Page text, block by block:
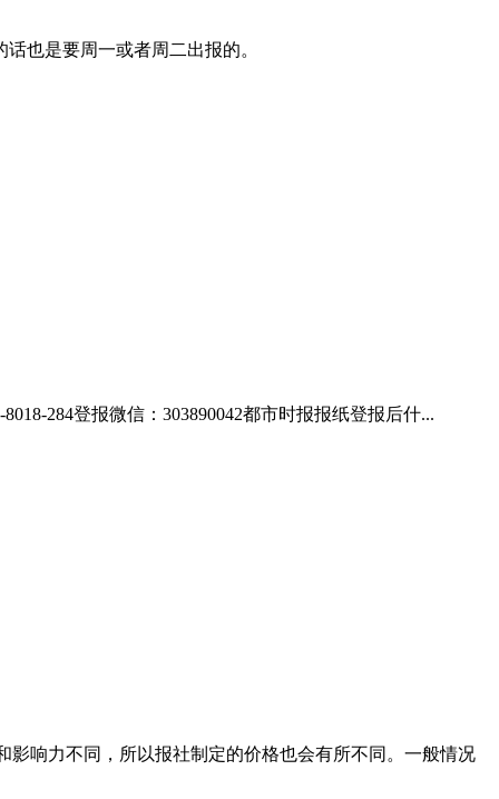
也是要周一或者周二出报的。
284登报微信：303890042都市时报报纸登报后什...
影响力不同，所以报社制定的价格也会有所不同。一般情况